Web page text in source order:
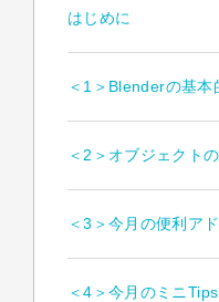
はじめに
＜1＞Blenderの基本
＜2＞オブジェクト
＜3＞今月の便利ア
＜4＞今月のミニTips